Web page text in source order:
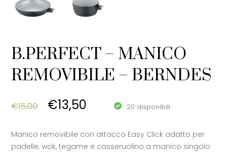
B.PERFECT – MANICO
REMOVIBILE – BERNDES
€15,00 Original price was: €15,00.
€13,50 Current price is: €13,50.
20 disponibili
Manico removibile con attacco Easy Click adatto per
padelle, wok, tegame e casseruolino a manico singolo